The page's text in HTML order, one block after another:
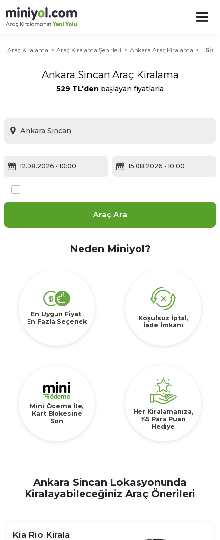
Araç Kiralama Araç Kiralama Şehirleri Ankara Araç Kiralama
Ankara Sincan Araç Kiralama
529 TL'den başlayan fiyatlarla
12.08.2026 - 10:00 15.08.2026 - 10:00
Araç Ara
Neden Miniyol?
En Uygun Fiyat,
En Fazla Seçenek
Koşulsuz İptal,
İade İmkanı
Mini Ödeme İle,
Kart Blokesine
Son
Her Kiralamanıza,
%5 Para Puan
Hediye
Ankara Sincan Lokasyonunda
Kiralayabileceğiniz Araç Önerileri
Kia Rio Kirala